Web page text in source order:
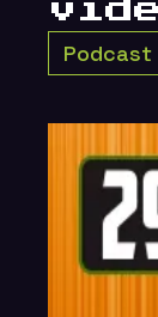
Podcast